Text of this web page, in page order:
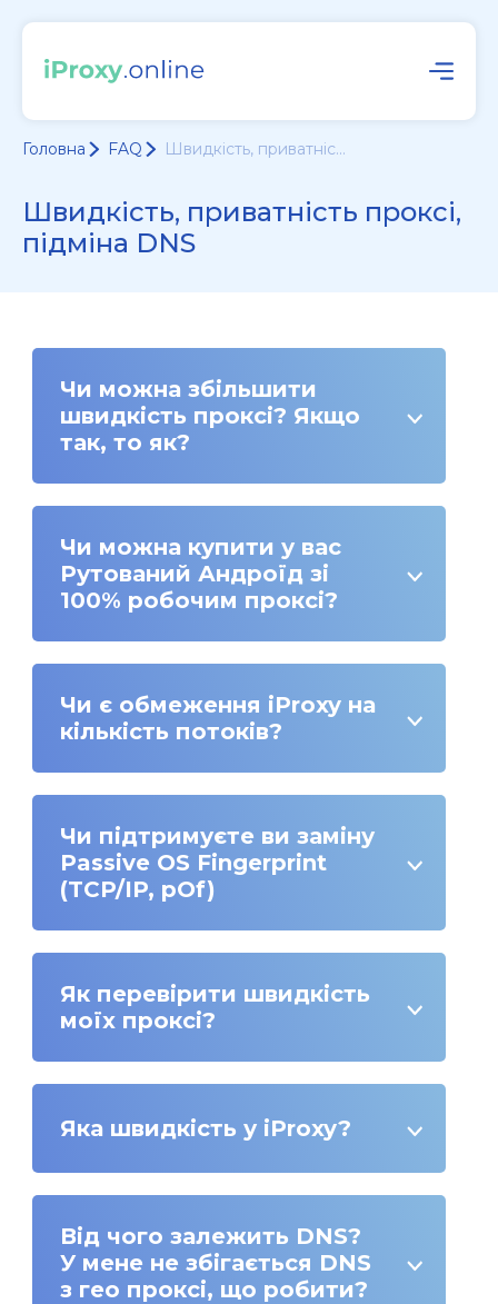
Головна FAQ Швидкість, приватніс...
Швидкість, приватність проксі,
підміна DNS
Чи можна збільшити
швидкість проксі? Якщо
так, то як?
Чи можна купити у вас
Рутований Андроїд зі
100% робочим проксі?
Чи є обмеження iProxy на
кількість потоків?
Чи підтримуєте ви заміну
Passive OS Fingerprint
(TCP/IP, pOf)
Як перевірити швидкість
моїх проксі?
Яка швидкість у iProxy?
Від чого залежить DNS?
У мене не збігається DNS
з гео проксі, що робити?